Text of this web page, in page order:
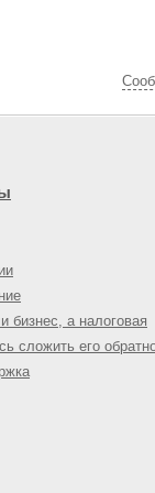
бизнес, а налоговая
сложить его